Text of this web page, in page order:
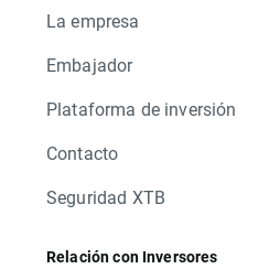
La empresa
Embajador
Plataforma de inversión
Contacto
Seguridad XTB
Relación con Inversores